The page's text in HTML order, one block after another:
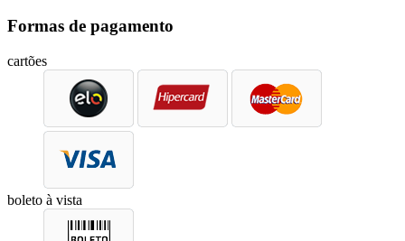
Formas de pagamento
cartões
boleto à vista